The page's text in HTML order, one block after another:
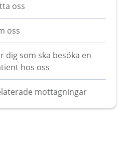
oss
oss
dig som ska besöka en
hos oss
mottagningar